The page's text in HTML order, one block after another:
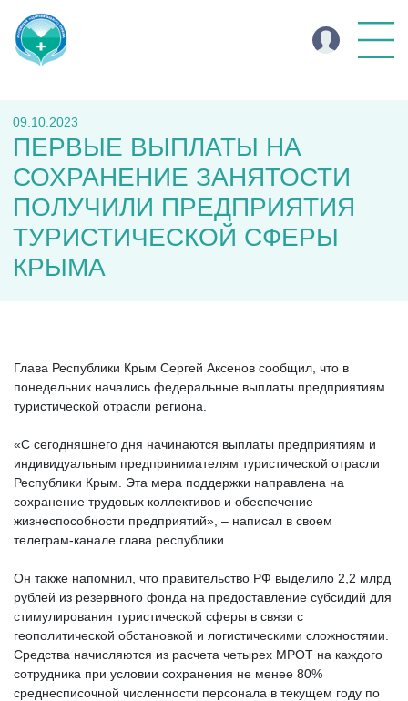
09.10.2023
ПЕРВЫЕ ВЫПЛАТЫ НА
СОХРАНЕНИЕ ЗАНЯТОСТИ
ПОЛУЧИЛИ ПРЕДПРИЯТИЯ
ТУРИСТИЧЕСКОЙ СФЕРЫ
КРЫМА
Глава Республики Крым Сергей Аксенов сообщил, что в
понедельник начались федеральные выплаты предприятиям
туристической отрасли региона.
«С сегодняшнего дня начинаются выплаты предприятиям и
индивидуальным предпринимателям туристической отрасли
Республики Крым. Эта мера поддержки направлена на
сохранение трудовых коллективов и обеспечение
жизнеспособности предприятий», – написал в своем
телеграм-канале глава республики.
Он также напомнил, что правительство РФ выделило 2,2 млрд
рублей из резервного фонда на предоставление субсидий для
стимулирования туристической сферы в связи с
геополитической обстановкой и логистическими сложностями.
Средства начисляются из расчета четырех МРОТ на каждого
сотрудника при условии сохранения не менее 80%
среднесписочной численности персонала в текущем году по